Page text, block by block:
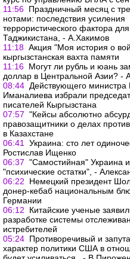
11:56 Праздничный месяц с
нотами: последствия усиления
террористического фактора для
Таджикистана, - А.Хакимов
11:18 Акция "Моя история о
кыргызстанская вахта памяти
11:16 Могут ли рубль и юань
доллар в Центральной Азии? -
08:44 Действующего министра
Иманалиева избрали
писателей Кыргызстана
07:57 "Кейсы абсолютно
правозащитники о делах
в Казахстане
06:41
Украина: сто лет
Ростислав Ищенко
06:37 "Самостийная" Украина и
"психические остатки", -
06:22
Немецкий президент
донер-кебаб национальным
Германии
06:12
Китайские ученые
разработке системы
истребителей
05:24 Противоречивый и
характер политики США в